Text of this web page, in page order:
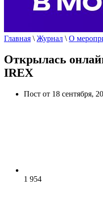
Главная \ Журнал \ О
Открылась
IREX
Пост от 18 сентября,
1 954